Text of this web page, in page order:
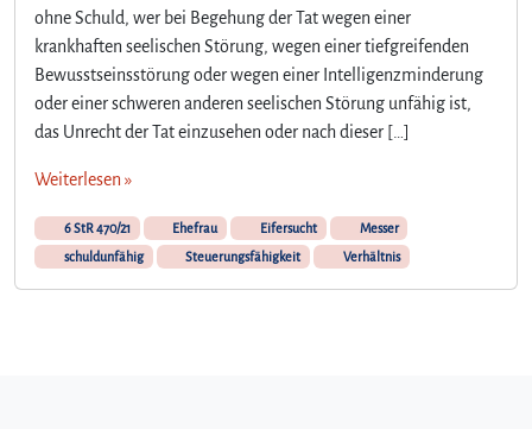
ohne Schuld, wer bei Begehung der Tat wegen einer
krankhaften seelischen Störung, wegen einer tiefgreifenden
Bewusstseinsstörung oder wegen einer Intelligenzminderung
oder einer schweren anderen seelischen Störung unfähig ist,
das Unrecht der Tat einzusehen oder nach dieser […]
Weiterlesen »
6 StR 470/21 Ehefrau Eifersucht
Messer
schuldunfähig
Steuerungsfähigkeit Verhältnis